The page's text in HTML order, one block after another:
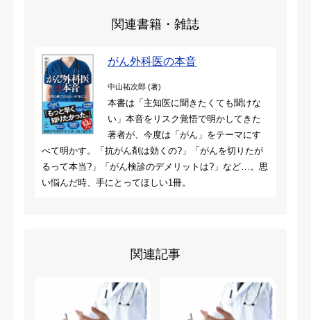
関連書籍・雑誌
がん外科医の本音
中山祐次郎 (著)
本書は「主知医に聞きたくても聞けな
い」本音をリスク覚悟で明かしてきた
著者が、今度は「がん」をテーマにす
べて明かす。「抗がん剤は効くの?」「がんを切りたが
るって本当?」「がん検診のデメリットは?」など…。思
い悩んだ時、手にとってほしい1冊。
関連記事